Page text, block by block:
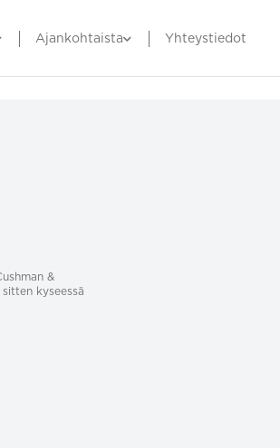
Ajankohtaista Yhteystiedot
&
kyseessä